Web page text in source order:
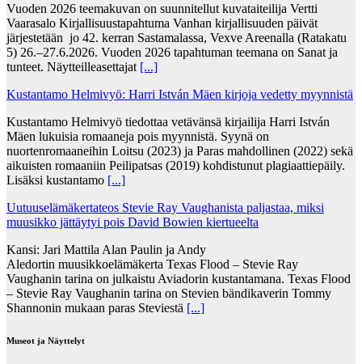
Vuoden 2026 teemakuvan on suunnitellut kuvataiteilija Vertti
Vaarasalo Kirjallisuustapahtuma Vanhan kirjallisuuden päivät
järjestetään jo 42. kerran Sastamalassa, Vexve Areenalla (Ratakatu
5) 26.–27.6.2026. Vuoden 2026 tapahtuman teemana on Sanat ja
tunteet. Näytteilleasettajat [...]
Kustantamo Helmivyö: Harri István Mäen kirjoja vedetty myynnistä
Kustantamo Helmivyö tiedottaa vetävänsä kirjailija Harri István
Mäen lukuisia romaaneja pois myynnistä. Syynä on
nuortenromaaneihin Loitsu (2023) ja Paras mahdollinen (2022) sekä
aikuisten romaaniin Peilipatsas (2019) kohdistunut plagiaattiepäily.
Lisäksi kustantamo [...]
Uutuuselämäkertateos Stevie Ray Vaughanista paljastaa, miksi
muusikko jättäytyi pois David Bowien kiertueelta
Kansi: Jari Mattila Alan Paulin ja Andy
Aledortin muusikkoelämäkerta Texas Flood – Stevie Ray
Vaughanin tarina on julkaistu Aviadorin kustantamana. Texas Flood
– Stevie Ray Vaughanin tarina on Stevien bändikaverin Tommy
Shannonin mukaan paras Steviestä [...]
Museot ja Näyttelyt